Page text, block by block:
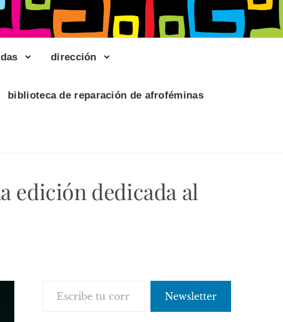
dirección
biblioteca de reparación de afroféminas
edición dedicada al
Newsletter